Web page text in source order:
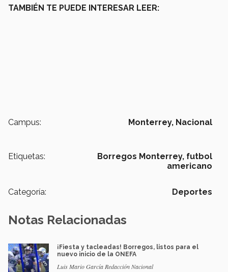
TAMBIÉN TE PUEDE INTERESAR LEER:
Campus: Monterrey, Nacional
Etiquetas: Borregos Monterrey, futbol
americano
Categoría: Deportes
Notas Relacionadas
¡Fiesta y tacleadas! Borregos, listos para el
nuevo inicio de la ONEFA
Luis Mario García Redacción Nacional